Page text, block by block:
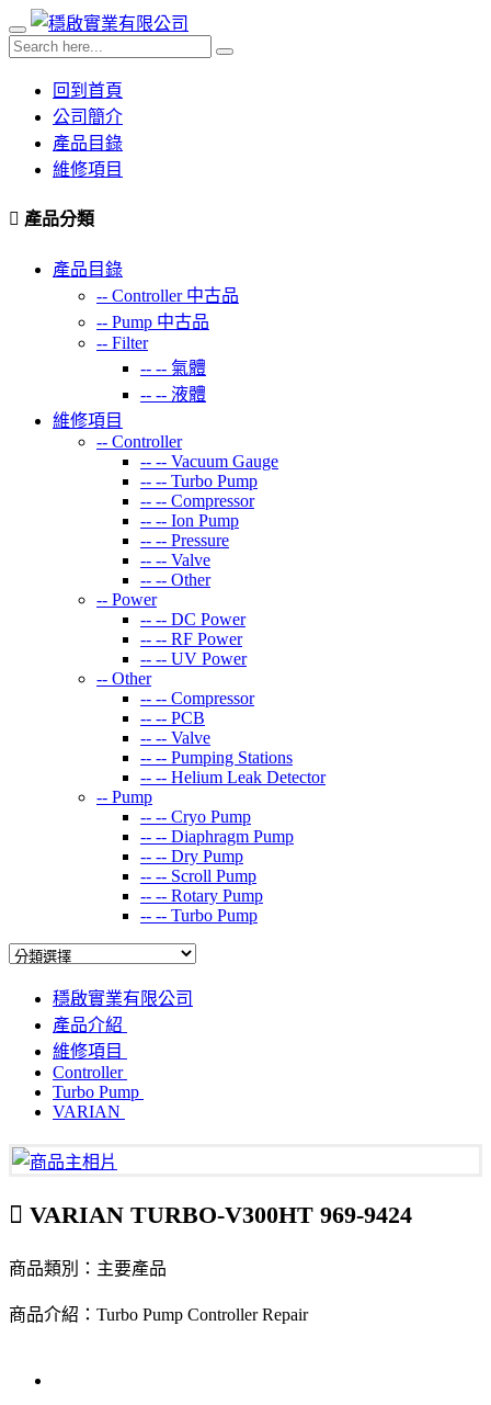
回到首頁
公司簡介
產品目錄
維修項目
產品分類
產品目錄
-- Controller 中古品
-- Pump 中古品
-- Filter
-- -- 氣體
-- -- 液體
維修項目
-- Controller
-- -- Vacuum Gauge
-- -- Turbo Pump
-- -- Compressor
-- -- Ion Pump
-- -- Pressure
-- -- Valve
-- -- Other
-- Power
-- -- DC Power
-- -- RF Power
-- -- UV Power
-- Other
-- -- Compressor
-- -- PCB
-- -- Valve
-- -- Pumping Stations
-- -- Helium Leak Detector
-- Pump
-- -- Cryo Pump
-- -- Diaphragm Pump
-- -- Dry Pump
-- -- Scroll Pump
-- -- Rotary Pump
-- -- Turbo Pump
穩啟實業有限公司
產品介紹
維修項目
Controller
Turbo Pump
VARIAN
VARIAN TURBO-V300HT 969-9424
商品類別：主要產品
商品介紹：Turbo Pump Controller Repair